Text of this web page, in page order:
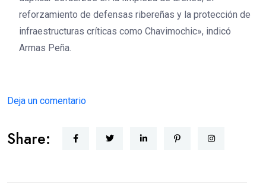
reforzamiento de defensas ribereñas y la protección de
infraestructuras críticas como Chavimochic», indicó
Armas Peña.
Deja un comentario
Share: